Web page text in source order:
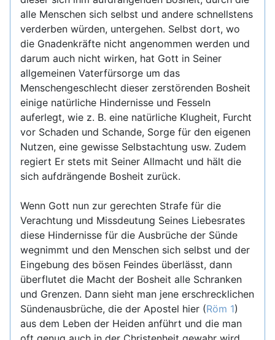
alle Menschen sich selbst und andere schnellstens
verderben würden, untergehen. Selbst dort, wo
die Gnadenkräfte nicht angenommen werden und
darum auch nicht wirken, hat Gott in Seiner
allgemeinen Vaterfürsorge um das
Menschengeschlecht dieser zerstörenden Bosheit
einige natürliche Hindernisse und Fesseln
auferlegt, wie z. B. eine natürliche Klugheit, Furcht
vor Schaden und Schande, Sorge für den eigenen
Nutzen, eine gewisse Selbstachtung usw. Zudem
regiert Er stets mit Seiner Allmacht und hält die
sich aufdrängende Bosheit zurück.
Wenn Gott nun zur gerechten Strafe für die
Verachtung und Missdeutung Seines Liebesrates
diese Hindernisse für die Ausbrüche der Sünde
wegnimmt und den Menschen sich selbst und der
Eingebung des bösen Feindes überlässt, dann
überflutet die Macht der Bosheit alle Schranken
und Grenzen. Dann sieht man jene erschrecklichen
Sündenausbrüche, die der Apostel hier (Röm 1)
aus dem Leben der Heiden anführt und die man